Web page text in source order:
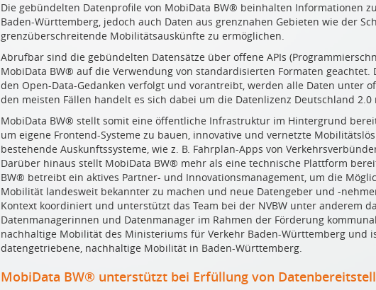
Die gebündelten Datenprofile von MobiData BW® beinhalten Informationen
Baden-Württemberg, jedoch auch Daten aus grenznahen Gebieten wie der
grenzüberschreitende Mobilitätsauskünfte zu ermöglichen.
Abrufbar sind die gebündelten Datensätze über offene APIs
MobiData BW® auf die Verwendung von standardisierten Formaten geachtet.
den Open-Data-Gedanken verfolgt und vorantreibt, werden alle Daten unter
den meisten Fällen handelt es sich dabei um die Datenlizenz Deutschland
MobiData BW® stellt somit eine öffentliche Infrastruktur im Hintergrund
um eigene Frontend-Systeme zu bauen, innovative und vernetzte
bestehende Auskunftssysteme, wie z. B. Fahrplan-Apps von
Darüber hinaus stellt MobiData BW® mehr als eine technische Plattform
BW® betreibt ein aktives Partner- und Innovationsmanagement, um die
Mobilität landesweit bekannter zu machen und neue Datengeber und -
Kontext koordiniert und unterstützt das Team bei der NVBW unter anderem
Datenmanagerinnen und Datenmanager im Rahmen der Förderung
nachhaltige Mobilität des Ministeriums für Verkehr Baden-Württemberg und
datengetriebene, nachhaltige Mobilität in Baden-Württemberg.
MobiData BW® unterstützt bei Erfüllung von